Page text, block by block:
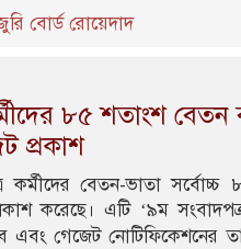
বোর্ড রোয়েদাদ
৮৫ শতাংশ
প্রকাশ
কর্মীদের বেতন-ভাতা
করেছে। এটি ‘৯ম
এবং গেজেট নোটিফিকেশনের